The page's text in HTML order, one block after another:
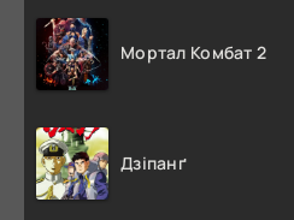
Мортал Комбат 2
Дзіпанґ